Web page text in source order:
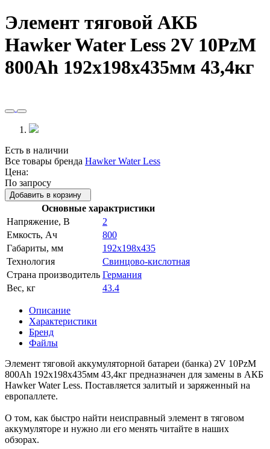
Элемент тяговой АКБ
Hawker Water Less 2V 10PzM
800Ah 192x198x435мм 43,4кг
Есть в наличии
Все товары бренда Hawker Water Less
Цена:
По запросу
Добавить в корзину
Основные характристики
Напряжение, В
2
Емкость, Ач
800
Габариты, мм
192x198x435
Технология
Свинцово-кислотная
Страна производитель Германия
Вес, кг
43.4
Описание
Характеристики
Бренд
Файлы
Элемент тяговой аккумуляторной батареи (банка) 2V 10PzM
800Ah 192x198x435мм 43,4кг предназначен для замены в АКБ
Hawker Water Less. Поставляется залитый и заряженный на
европаллете.
О том, как быстро найти неисправный элемент в тяговом
аккумуляторе и нужно ли его менять читайте в наших
обзорах.